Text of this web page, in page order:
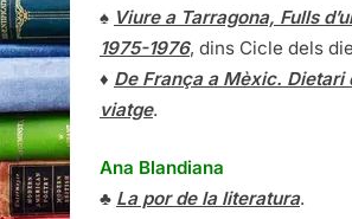
♠ Viure a Tarragona, Fulls
1975-1976, dins Cicle dels
♦ De França a Mèxic. Dietari
viatge.
Ana Blandiana
♣ La por de la literatura.